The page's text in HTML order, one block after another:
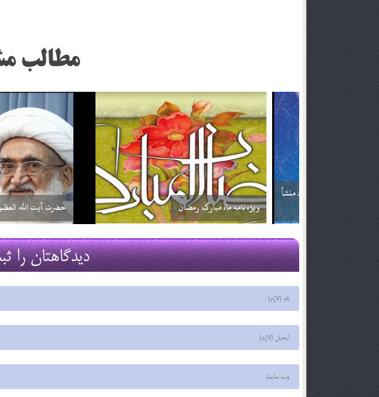
مطالب
اگر تأثير ترجمه قرآن براي من بيشتر باشد آيا مي توانم
فقط ترجمه آن را بخوانم؟ آيا اشكالي ندارد؟
2 اسفند 96
خداوند نمي‌خواهد بيش از
بر خود واجب
2 اسفند 96
دیدگاهتان را